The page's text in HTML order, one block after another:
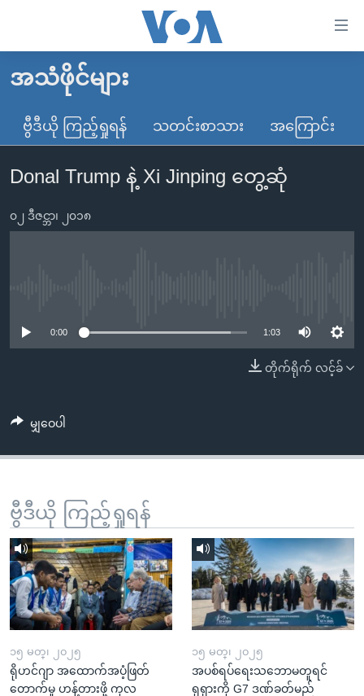
လွယ်ကူ
သည့်
များ
ပင်မ
ပင်မ
စာမျက်နှာ
ကျော်
ရန်
ရှာဖွေ
ရန်
နေရာ
သို့
ကျော်
ရန်
မူလစာမျက်နှာ
မြန်မာ
ကမ္ဘာ့သတင်းများ
နိုင်ငံတကာ
တရုတ်
ဗွီဒီယို
ရပ်ဝန်းတခု လမ်းတခု အလွန်
ရုပ်ရှင်ထဲက အင်္ဂလိပ်စာ
တီဗွီ
ရေဒီယို/တီဗွီအစီအစဉ်
ဗွီအိုအေ လူမှုကွန်ယက်များ
ဘာသာစကားများ
အသံဖိုင်များ
ဗွီဒီယို ကြည့်ရှုရန် သတင်းစာသား အကြောင်း
Donal Trump နဲ့ Xi Jinping တွေ့ဆုံ
၀၂ ဒီဇင္ဘာ၊ ၂၀၁၈
0:00 1:03
တိုက်ရိုက် လင့်ခ်
မျှဝေပါ
ဗွီဒီယို ကြည့်ရှုရန်
၁၅ မတ္၊ ၂၀၂၅
ရိုဟင်ဂျာ အထောက်အပံ့ဖြတ်
တောက်မှု ဟန့်တားဖို့ ကုလ
၁၅ မတ္၊ ၂၀၂၅
အပစ်ရပ်ရေးသဘောမတူရင်
ရုရှားကို G7 ဒဏ်ခတ်မည်